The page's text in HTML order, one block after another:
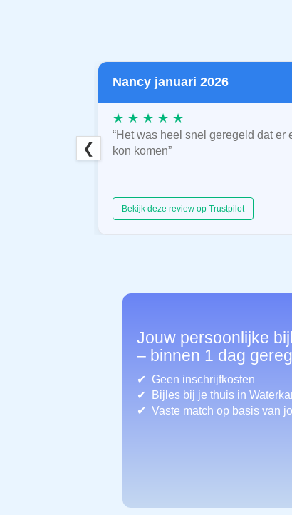
Nancy januari 2026
★ ★ ★ ★ ★
“Het was heel snel geregeld dat
kon komen”
Bekijk deze review op Trustpilot
❮
Jouw persoonlijke
– binnen 1 dag
Geen inschrijfkosten
Bijles bij je thuis in
Vaste match op basis van